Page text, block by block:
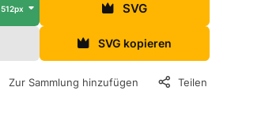
512px SVG
SVG kopieren
Zur Sammlung hinzufügen Teilen